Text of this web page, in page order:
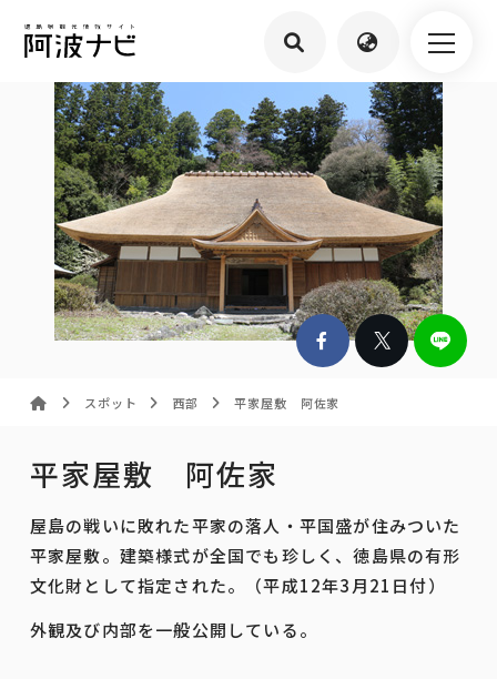
スポット 西部 平家屋敷 阿佐家
平家屋敷 阿佐家
屋島の戦いに敗れた平家の落人・平国盛が住みついた
平家屋敷。建築様式が全国でも珍しく、徳島県の有形
文化財として指定された。（平成12年3月21日付）
外観及び内部を一般公開している。